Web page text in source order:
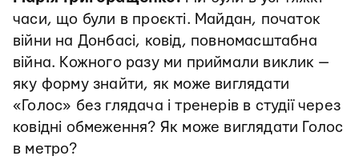
часи, що були в проєкті. Майдан, початок
війни на Донбасі, ковід, повномасштабна
війна. Кожного разу ми приймали виклик —
яку форму знайти, як може виглядати
«Голос» без глядача і тренерів в студії через
ковідні обмеження? Як може виглядати Голос
в метро?